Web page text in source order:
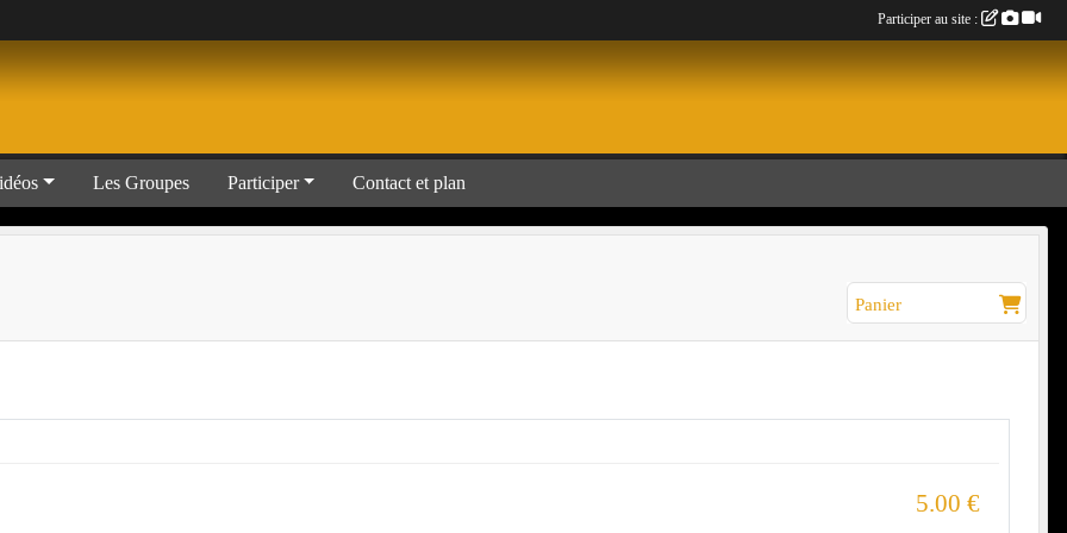
Les Groupes Participer Contact et plan
Panier
5.00 €
Participer au site :